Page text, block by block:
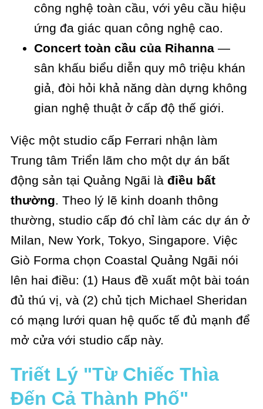
công nghệ toàn cầu, với yêu cầu hiệu
ứng đa giác quan công nghệ cao.
Concert toàn cầu của Rihanna —
sân khấu biểu diễn quy mô triệu khán
giả, đòi hỏi khả năng dàn dựng không
gian nghệ thuật ở cấp độ thế giới.
Việc một studio cấp Ferrari nhận làm
Trung tâm Triển lãm cho một dự án bất
động sản tại Quảng Ngãi là điều bất
thường. Theo lý lẽ kinh doanh thông
thường, studio cấp đó chỉ làm các dự án ở
Milan, New York, Tokyo, Singapore. Việc
Giò Forma chọn Coastal Quảng Ngãi nói
lên hai điều: (1) Haus đề xuất một bài toán
đủ thú vị, và (2) chủ tịch Michael Sheridan
có mạng lưới quan hệ quốc tế đủ mạnh để
mở cửa với studio cấp này.
Triết Lý "Từ Chiếc Thìa
Đến Cả Thành Phố"